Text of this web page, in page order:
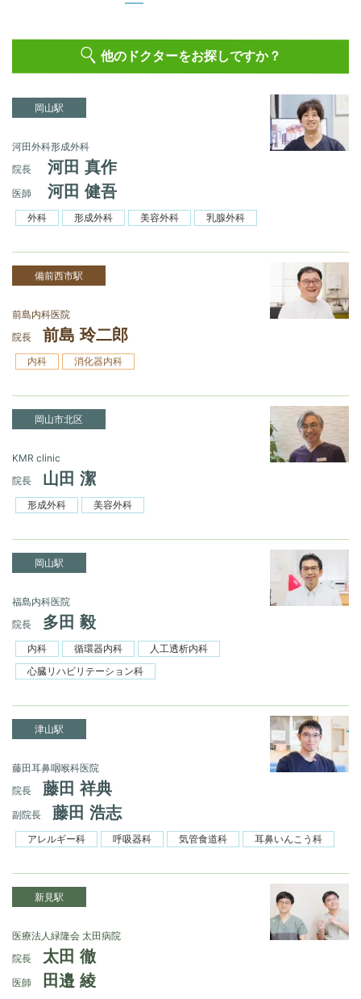
他のドクターをお探しですか？
岡山駅
河田外科形成外科
院長
河田 真作
医師 河田 健吾
外科 形成外科 美容外科 乳腺外科
備前西市駅
前島内科医院
院長
前島 玲二郎
内科 消化器内科
岡山市北区
KMR clinic
院長
山田 潔
形成外科 美容外科
岡山駅
福島内科医院
院長
多田 毅
内科 循環器内科
人工透析内科
心臓リハビリテーション科
津山駅
藤田耳鼻咽喉科医院
院長
藤田 祥典
副院長 藤田 浩志
アレルギー科 呼吸器科 気管食道科 耳鼻いんこう科
新見駅
医療法人緑隆会 太田病院
院長
太田 徹
医師 田邉 綾